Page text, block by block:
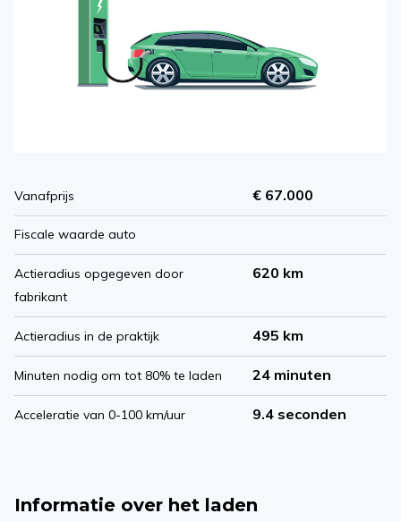
Vanafprijs € 67.000
Fiscale waarde auto
Actieradius opgegeven door
fabrikant
620 km
Actieradius in de praktijk 495 km
Minuten nodig om tot 80% te laden 24 minuten
Acceleratie van 0-100 km/uur 9.4 seconden
Informatie over het laden